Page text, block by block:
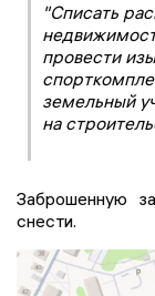
"Списать
провести
земельный
на
Заброшенную
снести.